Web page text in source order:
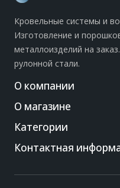
Кровельные системы и
Изготовление и
металлоизделий на
рулонной стали.
О компании
О магазине
Категории
Контактная